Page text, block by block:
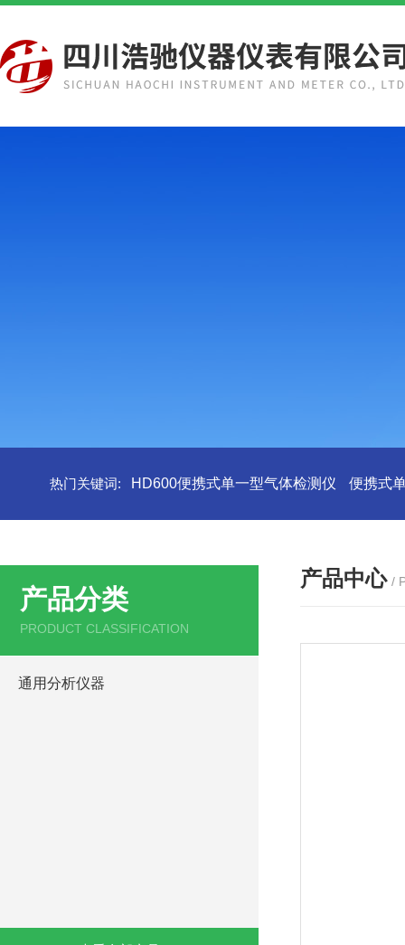
热门关键词: HD600便携式单一型气体检测仪 便携式
产品分类
PRODUCT CLASSIFICATION
通用分析仪器
产品中心 /